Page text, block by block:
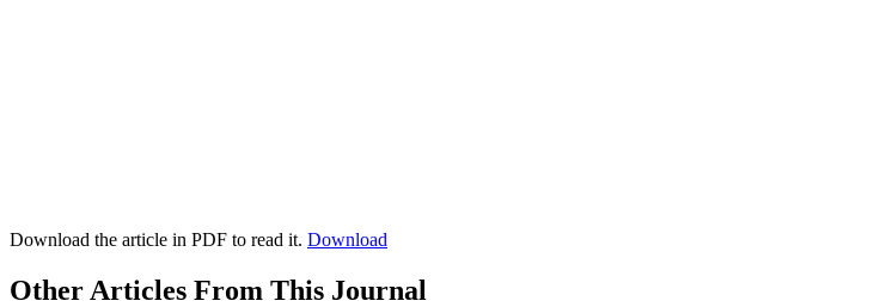
Download the article in PDF to read it. Download
Other Articles From This Journal